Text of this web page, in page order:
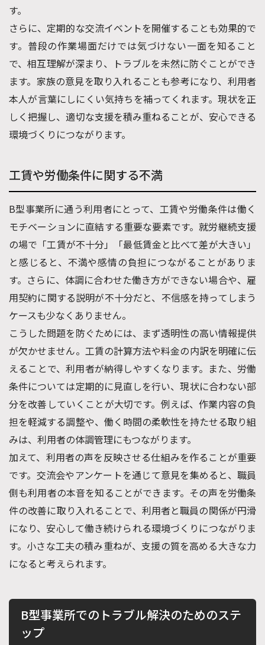
す。
さらに、定期的な交流イベントを開催することも効果的で
す。普段の作業場面だけでは気づけない一面を知ること
で、相互理解が深まり、トラブルを未然に防ぐことができ
ます。家族の意見を取り入れることも参考になり、利用者
本人が言葉にしにくい気持ちを補ってくれます。現状を正
しく把握し、適切な支援を積み重ねることが、安心できる
環境づくりにつながります。
工賃や労働条件に関する不満
B型事業所に通う利用者にとって、工賃や労働条件は働く
モチベーションに直結する重要な要素です。就労継続支援
の場で「工賃が不十分」「最低賃金と比べて差が大きい」
と感じると、不満や感情の負担につながることがありま
す。さらに、体調に合わせた働き方ができない場合や、雇
用契約に関する説明が不十分だと、不信感を持ってしまう
ケースも少なくありません。
こうした問題を防ぐためには、まず透明性の高い情報提供
が欠かせません。工賃の計算方法や料金の内訳を明確に伝
えることで、利用者が納得しやすくなります。また、労働
条件については定期的に見直しを行い、現状に合わない部
分を改善していくことが大切です。例えば、作業内容の負
担を軽減する調整や、働く時間の柔軟性を持たせる取り組
みは、利用者の体調管理にもつながります。
加えて、利用者の声を反映させる仕組みを作ることが重要
です。交流会やアンケートを通じて意見を集めると、職員
側も利用者の本音を知ることができます。その声を労働条
件の改善に取り入れることで、利用者と職員の関係が円滑
になり、安心して働き続けられる環境づくりにつながりま
す。小さな工夫の積み重ねが、支援の質を高める大きな力
になると考えられます。
B型事業所でのトラブル解決のためのステ
ップ